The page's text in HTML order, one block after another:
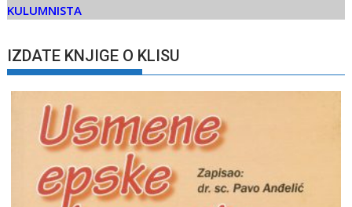
KULUMNISTA
IZDATE KNJIGE O KLISU